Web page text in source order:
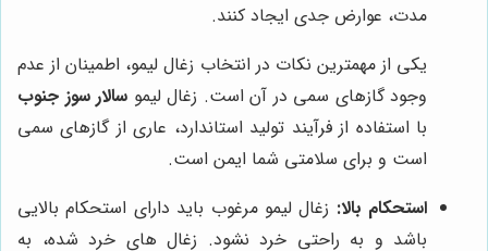
مدت، عوارض جدی ایجاد کنند.
یکی از مهمترین نکات در انتخاب زغال لیمو، اطمینان از عدم
وجود گازهای سمی در آن است. زغال لیمو سالار سوز جنوب
با استفاده از فرآیند تولید استاندارد، عاری از گازهای سمی
است و برای سلامتی شما ایمن است.
استحکام بالا: زغال لیمو مرغوب باید دارای استحکام بالایی
باشد و به راحتی خرد نشود. زغال های خرد شده، به